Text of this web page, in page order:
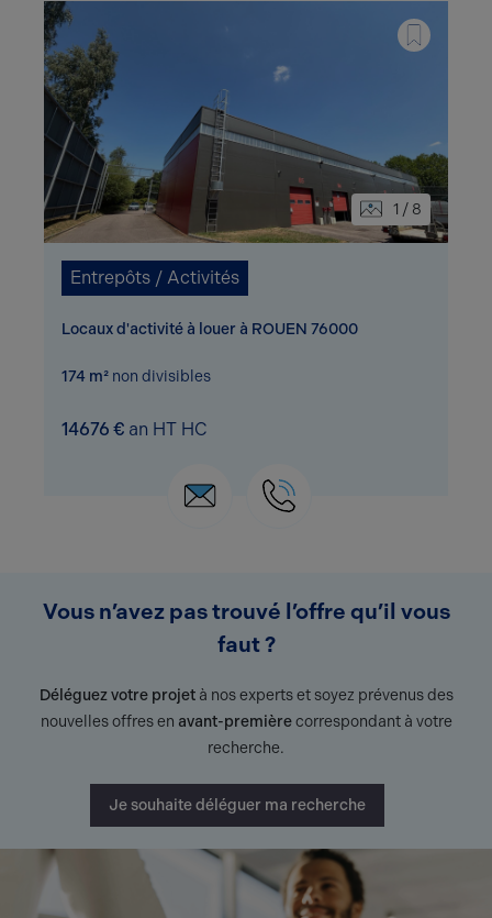
1 / 8
Entrepôts / Activités
Locaux d'activité à louer à ROUEN 76000
174 m² non divisibles
14676 € an HT HC
Vous n’avez pas trouvé l’offre qu’il vous
faut ?
Déléguez votre projetà nos experts et soyez prévenus des
nouvelles offres en avant-premièrecorrespondant à votre
recherche.
Je souhaite déléguer ma recherche